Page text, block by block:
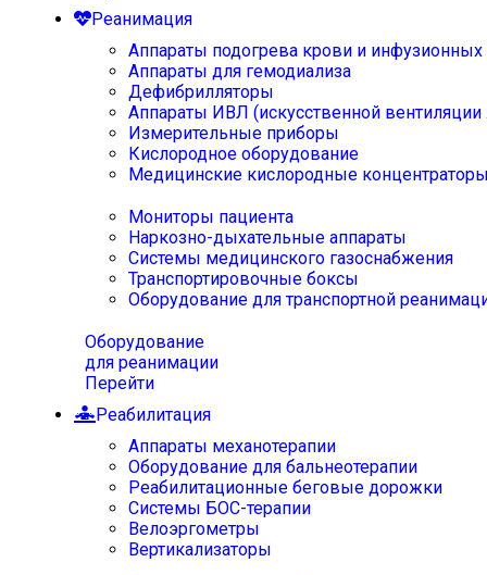
Реанимация
Аппараты подогрева крови и инфузионных
Аппараты для гемодиализа
Дефибрилляторы
Аппараты ИВЛ (искусственной вентиляции
Измерительные приборы
Кислородное оборудование
Медицинские кислородные
Мониторы пациента
Наркозно-дыхательные аппараты
Системы медицинского газоснабжения
Транспортировочные боксы
Оборудование для транспортной
Оборудование
для реанимации
Перейти
Реабилитация
Аппараты механотерапии
Оборудование для бальнеотерапии
Реабилитационные беговые дорожки
Системы БОС-терапии
Велоэргометры
Вертикализаторы